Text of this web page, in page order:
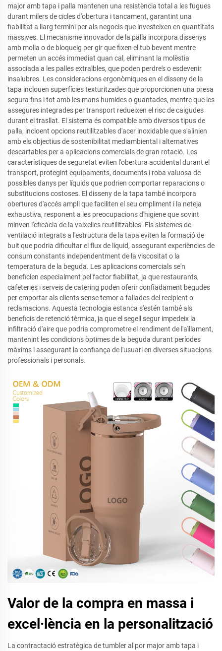
major amb tapa i palla mantenen una resistència total a les fugues
durant milers de cicles d'obertura i tancament, garantint una
fiabilitat a llarg termini per als negocis que investeixen en quantitats
massives. El mecanisme innovador de la palla incorpora dissenys
amb molla o de bloqueig per gir que fixen el tub bevent mentre
permeten un accés immediat quan cal, eliminant la molèstia
associada a les palles extraïbles, que poden perdre's o esdevenir
insalubres. Les consideracions ergonòmiques en el disseny de la
tapa inclouen superfícies texturitzades que proporcionen una presa
segura fins i tot amb les mans humides o guantades, mentre que les
assegures integrades per transport redueixen el risc de caigudes
durant el trasllat. El sistema és compatible amb diversos tipus de
palla, incloent opcions reutilitzables d'acer inoxidable que s'alinien
amb els objectius de sostenibilitat mediambiental i alternatives
descartables per a aplicacions comercials de gran rotació. Les
característiques de seguretat eviten l'obertura accidental durant el
transport, protegint equipaments, documents i roba valuosa de
possibles danys per líquids que podrien comportar reparacions o
substitucions costoses. El disseny de la tapa també incorpora
obertures d'accés ampli que faciliten el seu ompliment i la neteja
exhaustiva, responent a les preocupacions d'higiene que sovint
minven l'eficàcia de la vaixelles reutilitzables. Els sistemes de
ventilació integrats a l'estructura de la tapa eviten la formació de
buit que podria dificultar el flux de líquid, assegurant experiències de
consum constants independentment de la viscositat o la
temperatura de la beguda. Les aplicacions comercials se'n
beneficien especialment pel factor fiabilitat, ja que restaurants,
cafeteries i serveis de catering poden oferir confiadament begudes
per emportar als clients sense temor a fallades del recipient o
reclamacions. Aquesta tecnologia estanca s'estén també als
beneficis de retenció tèrmica, ja que el segell segur impedeix la
infiltració d'aire que podria comprometre el rendiment de l'aïllament,
mantenint les condicions òptimes de la beguda durant períodes
màxims i assegurant la confiança de l'usuari en diverses situacions
professionals i personals.
Valor de la compra en massa i
excel·lència en la personalització
La contractació estratègica de tumbler al por major amb tapa i